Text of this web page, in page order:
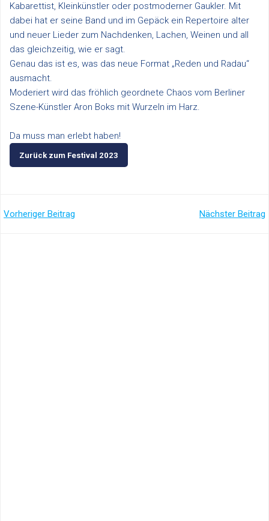
Kabarettist, Kleinkünstler oder postmoderner Gaukler. Mit
dabei hat er seine Band und im Gepäck ein Repertoire alter
und neuer Lieder zum Nachdenken, Lachen, Weinen und all
das gleichzeitig, wie er sagt.
Genau das ist es, was das neue Format „Reden und Radau“
ausmacht.
Moderiert wird das fröhlich geordnete Chaos vom Berliner
Szene-Künstler Aron Boks mit Wurzeln im Harz.
Da muss man erlebt haben!
Zurück zum Festival 2023
Post
Vorheriger Beitrag Nächster Beitrag